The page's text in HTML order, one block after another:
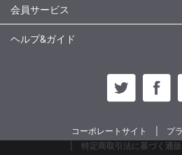
会員サービス
ヘルプ&ガイド
コーポレートサイト
プ
特定商取引法に基づく通